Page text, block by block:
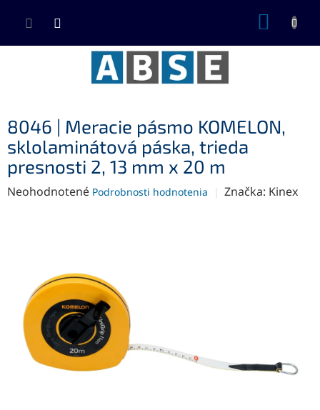
8046 | Meracie pásmo KOMELON,
sklolaminátová páska, trieda
presnosti 2, 13 mm x 20 m
Priemerné
hviezdičiek.
Neohodnotené Podrobnosti hodnotenia Značka: Kinex